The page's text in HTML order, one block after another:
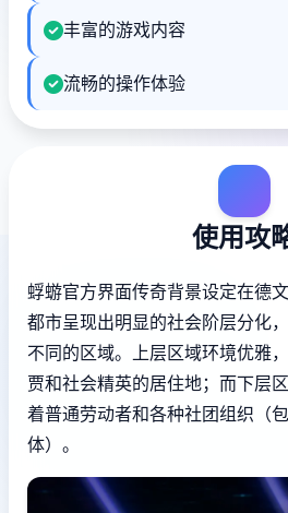
丰富的游戏内容
流畅的操作体验
使用攻
蜉蝣官方界面传奇背景设定在德
都市呈现出明显的社会阶层分化
不同的区域。上层区域环境优雅
贾和社会精英的居住地；而下层
着普通劳动者和各种社团组织（
体）。